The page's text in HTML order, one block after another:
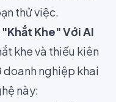
thử việc.
Khe" Với AI
khe và thiếu kiên
doanh nghiệp khai
này: